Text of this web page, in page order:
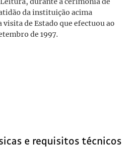
da instituição acima
de Estado que efectuou ao
de 1997.
e requisitos técnicos